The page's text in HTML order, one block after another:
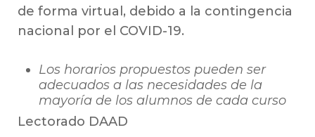
de forma virtual, debido a la contingencia
nacional por el COVID-19.
Los horarios propuestos pueden ser
adecuados a las necesidades de la
mayoría de los alumnos de cada curso
Lectorado DAAD